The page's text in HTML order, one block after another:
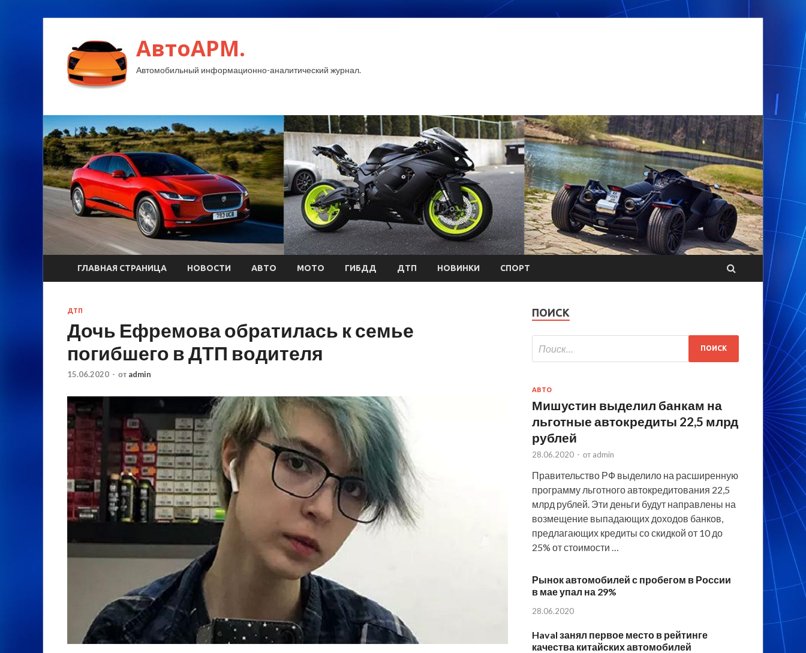
АвтоАРМ.
Автомобильный информационно-аналитический журнал.
ГЛАВНАЯ СТРАНИЦА НОВОСТИ АВТО МОТО ГИБДД ДТП НОВИНКИ СПОРТ
ДТП
Дочь Ефремова обратилась к семье
погибшего в ДТП водителя
15.06.2020 - от admin
ПОИСК
АВТО
Мишустин выделил банкам на
льготные автокредиты 22,5 млрд
рублей
28.06.2020 - от admin
Правительство РФ выделило на расширенную
программу льготного автокредитования 22,5
млрд рублей. Эти деньги будут направлены на
возмещение выпадающих доходов банков,
предлагающих кредиты со скидкой от 10 до
25% от стоимости …
Рынок автомобилей с пробегом в России
в мае упал на 29%
28.06.2020
Haval занял первое место в рейтинге
качества китайских автомобилей